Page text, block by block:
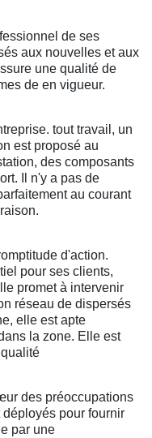
de ses
aux nouvelles et aux
une qualité de
de en vigueur.
tout travail, un
est proposé au
des composants
Il n'y a pas de
au courant
d'action.
pour ses clients,
promet à intervenir
réseau de dispersés
elle est apte
la zone. Elle est
des préoccupations
pour fournir
par une